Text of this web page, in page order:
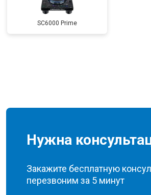
SC6000 Prime
Нужна
Закажите бесплатную
перезвоним за 5 минут